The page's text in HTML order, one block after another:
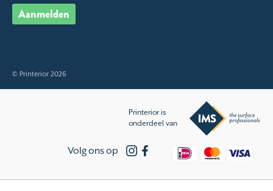
Aanmelden
© Printerior 2026
Printerior is
onderdeel van
Volg ons op